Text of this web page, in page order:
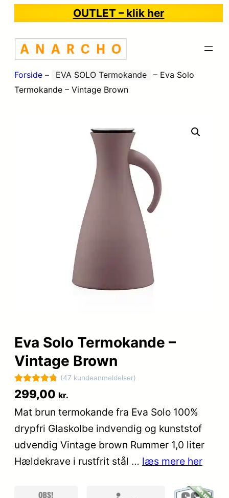
OUTLET – klik her
Forside – EVA SOLO Termokande – Eva Solo
Termokande – Vintage Brown
Eva Solo Termokande –
Vintage Brown
Bedømt
som4.8
ud af 5
baseret på
47
kundebedø
(47 kundeanmeldelser)
299,00 kr.
Mat brun termokande fra Eva Solo 100%
drypfri Glaskolbe indvendig og kunststof
udvendig Vintage brown Rummer 1,0 liter
Hældekrave i rustfrit stål … læs mere her